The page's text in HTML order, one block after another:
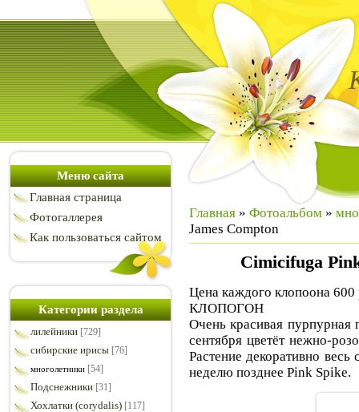
Меню сайта
Главная страница
Фотогаллерея
Как пользоваться сайтом
Категории раздела
лилейники [729]
сибирские ирисы [76]
многолетники [54]
Подснежники [31]
Хохлатки (corydalis) [117]
Главная » Фотоальбом »
James Compton
Cimicifuga
Цена каждого клопоона 600
КЛОПОГОН
Очень красивая пурпурная
сентября цветёт нежно-
Растение декоративно весь
неделю позднее Pink Spike.